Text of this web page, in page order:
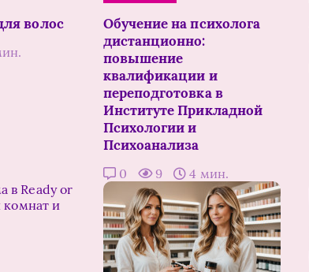
волос
Обучение на психолога
дистанционно:
повышение
квалификации и
переподготовка в
Институте Прикладной
Психологии и
Психоанализа
0 9 4 мин.